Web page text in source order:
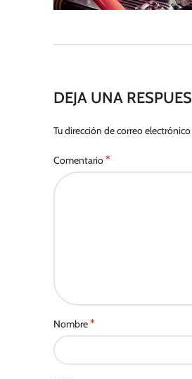
DEJA UNA
Tu dirección de correo
Comentario*
Nombre*